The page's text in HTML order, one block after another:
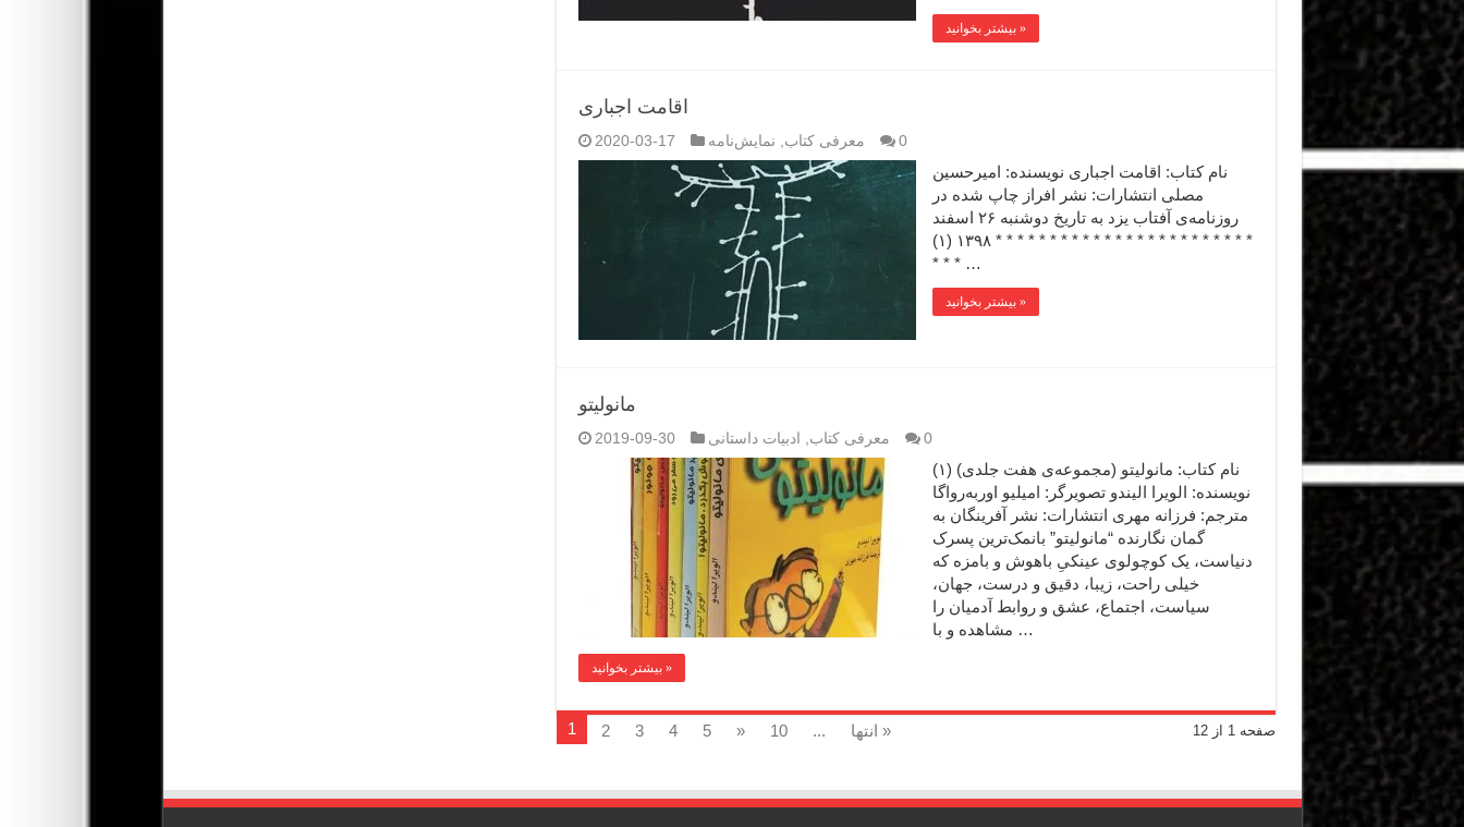
بیشتر بخوانید »
اقامت اجباری
2020-03-17 معرفی کتاب نمایش‌نامه 0
نام کتاب: اقامت اجباری نویسنده: امیرحسین
مصلی انتشارات: نشر افراز چاپ شده در
روزنامه‌ی آفتاب یزد به تاریخ دوشنبه ۲۶ اسفند
۱۳۹۸ (۱) * * * * * * * * * * * * * * * * * * * * * * * *
* * * …
بیشتر بخوانید »
مانولیتو
2019-09-30 معرفی کتاب ادبیات داستانی 0
نام کتاب: مانولیتو (مجموعه‌ی هفت جلدی) (۱)
نویسنده: الویرا الیندو تصویرگر: امیلیو اوربه‌رواگا
مترجم: فرزانه مهری انتشارات: نشر آفرینگان به
گمان نگارنده “مانولیتو” بانمک‌ترین پسرک
دنیاست، یک کوچولوی عینکیِ باهوش و بامزه که
خیلی راحت، زیبا، دقیق و درست، جهان،
سیاست، اجتماع، عشق و روابط آدمیان را
مشاهده و با …
بیشتر بخوانید »
صفحه 1 از 12 1 2 3 4 5 » 10 ... انتها »